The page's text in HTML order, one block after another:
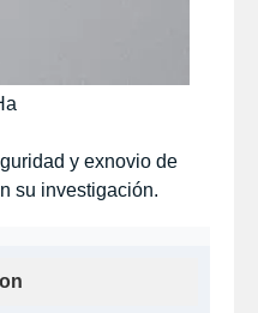
y exnovio de
su investigación.​